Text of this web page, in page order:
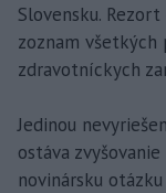
Slovensku.
zoznam všetkých
zdravotníckych
Jedinou
ostáva
novinársku